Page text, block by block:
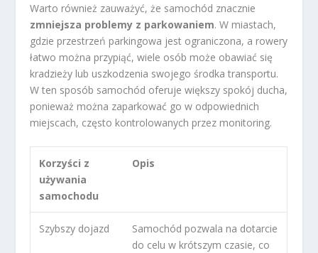
Warto również zauważyć, że samochód znacznie
zmniejsza problemy z parkowaniem. W miastach,
gdzie przestrzeń parkingowa jest ograniczona, a rowery
łatwo można przypiąć, wiele osób może obawiać się
kradzieży lub uszkodzenia swojego środka transportu.
W ten sposób samochód oferuje większy spokój ducha,
ponieważ można zaparkować go w odpowiednich
miejscach, często kontrolowanych przez monitoring.
Korzyści z
używania
samochodu
Opis
Szybszy dojazd
Samochód pozwala na dotarcie
do celu w krótszym czasie, co